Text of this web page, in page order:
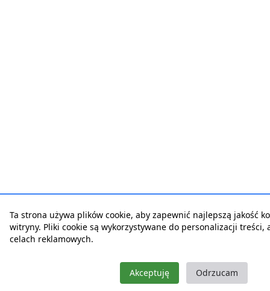
Ta strona używa plików cookie, aby zapewnić najlepszą jakość
witryny. Pliki cookie są wykorzystywane do personalizacji treści,
celach reklamowych.
Akceptuję Odrzucam